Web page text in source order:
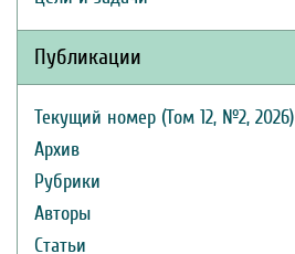
Публикации
Текущий номер (Том 12, №2, 2026)
Архив
Рубрики
Авторы
Статьи